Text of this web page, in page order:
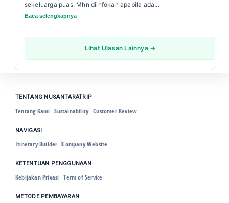
sekeluarga puas. Mhn diinfokan apabila ada...
Baca selengkapnya
Lihat Ulasan Lainnya →
TENTANG NUSANTARATRIP
Tentang Kami Sustainability Customer Review
NAVIGASI
Itinerary Builder Company Website
KETENTUAN PENGGUNAAN
Kebijakan Privasi Term of Service
METODE PEMBAYARAN